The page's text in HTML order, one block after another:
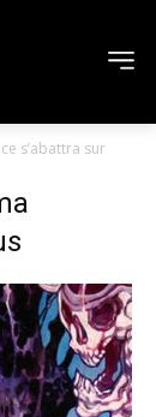
s’abattra sur